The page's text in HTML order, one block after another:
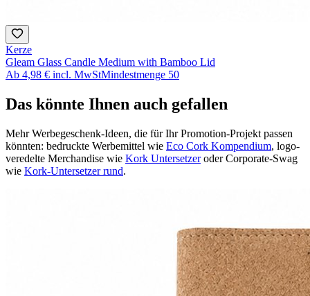
Kerze
Gleam Glass Candle Medium with Bamboo Lid
Ab 4,98 € incl. MwStMindestmenge 50
Das könnte Ihnen auch gefallen
Mehr Werbegeschenk-Ideen, die für Ihr Promotion-Projekt passen
könnten: bedruckte Werbemittel wie Eco Cork Kompendium, logo-
veredelte Merchandise wie Kork Untersetzeroder Corporate-Swag
wie Kork-Untersetzer rund.